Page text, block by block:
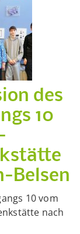
des
10
Belsen
10 vom
nach